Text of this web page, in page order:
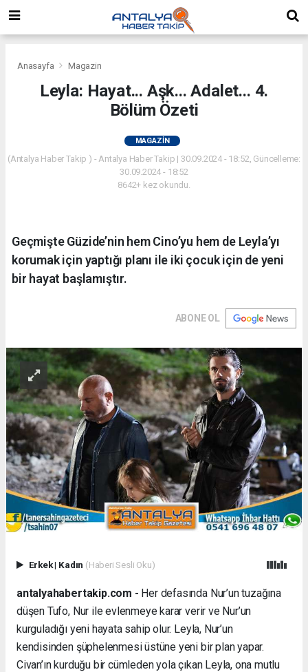
Anasayfa Magazin
Leyla: Hayat... Aşk... Adalet... 4.
Bölüm Özeti
MAGAZIN
(Antalya Haber Takip ) - Antalya Haber Takip | 30.09.2024 - 18:52, Güncelleme:
30.09.2024 - 18:52
8642+ kez okundu.
Geçmişte Güzide’nin hem Cino’yu hem de Leyla’yı
korumak için yaptığı planı ile iki çocuk için de yeni
bir hayat başlamıştır.
ABONE OL
Erkek| Kadın (Haberi Sesli Oku)
antalyahabertakip.com - Her defasında Nur’un tuzağına
düşen Tufo, Nur ile evlenmeye karar verir ve Nur’un
kurguladığı yeni hayata sahip olur. Leyla, Nur’un
kendisinden şüphelenmesi üstüne yeni bir plan yapar.
Civan’ın kurduğu bir cümleden yola çıkan Leyla, ona mutlu